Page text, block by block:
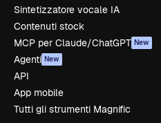
Sintetizzatore vocale IA
Contenuti stock
MCP per Claude/ChatGPT New
Agenti New
API
App mobile
Tutti gli strumenti Magnific